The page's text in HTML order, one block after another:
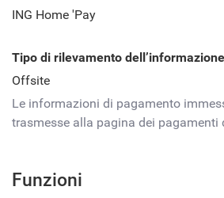
ING Home 'Pay
Tipo di rilevamento
Offsite
Le informazioni di pagamento
trasmesse alla pagina dei pagamenti
Funzioni